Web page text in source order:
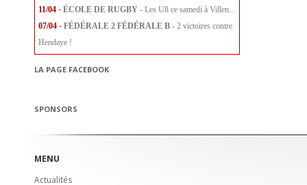
11/04 - ÉCOLE DE RUGBY - Les U8 ce samedi à Villen...
07/04 - FÉDÉRALE 2 FÉDÉRALE B - 2 victoires contre
Hendaye !
LA PAGE FACEBOOK
SPONSORS
MENU
Actualités